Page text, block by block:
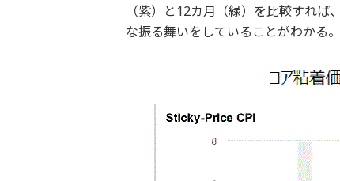
（紫）と12カ月（緑）を比較すれ
な振る舞いをしていることがわかる。